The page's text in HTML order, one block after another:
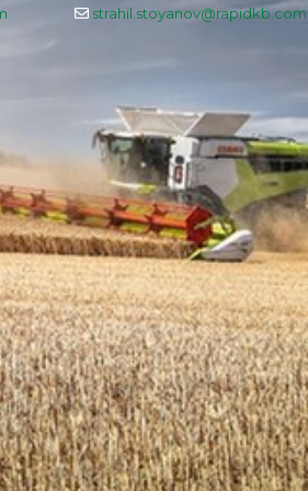
strahil.stoyanov@rapidkb.com